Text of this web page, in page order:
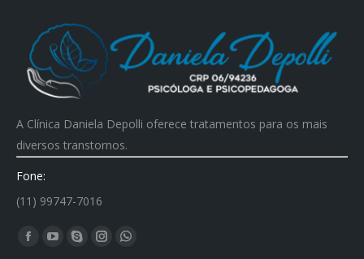
A Clínica Daniela Depolli oferece tratamentos para os mais
diversos transtornos.
Fone:
(11) 99747-7016
Encontre-nos em:
Facebook
YouTube
SkypeInstagramWhatsapp